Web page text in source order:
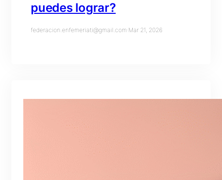
puedes lograr?
federacion.enfemeriati@gmail.com·Mar 21, 2026